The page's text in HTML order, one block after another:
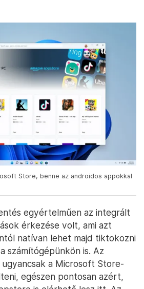
Store, benne az androidos appokkal
egyértelműen az integrált
érkezése volt, ami azt
natívan lehet majd tiktokozni
számítógépünkön is. Az
a Microsoft Store-
egészen pontosan azért,